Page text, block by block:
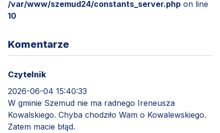
/var/www/szemud24/constants_server.php on line
10
Komentarze
Czytelnik
2026-06-04 15:40:33
W gminie Szemud nie ma radnego Ireneusza
Kowalskiego. Chyba chodziło Wam o Kowalewskiego.
Zatem macie błąd.